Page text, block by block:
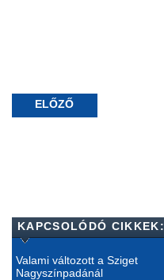
ELŐZŐ
KAPCSOLÓDÓ CIKKEK:
Valami változott a Sziget
Nagyszínpadánál